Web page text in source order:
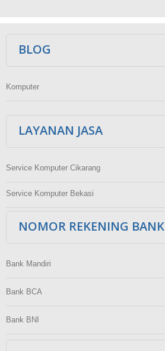
BLOG
Komputer
LAYANAN JASA
Service Komputer Cikarang
Service Komputer Bekasi
NOMOR REKENING BANK
Bank Mandiri
Bank BCA
Bank BNI